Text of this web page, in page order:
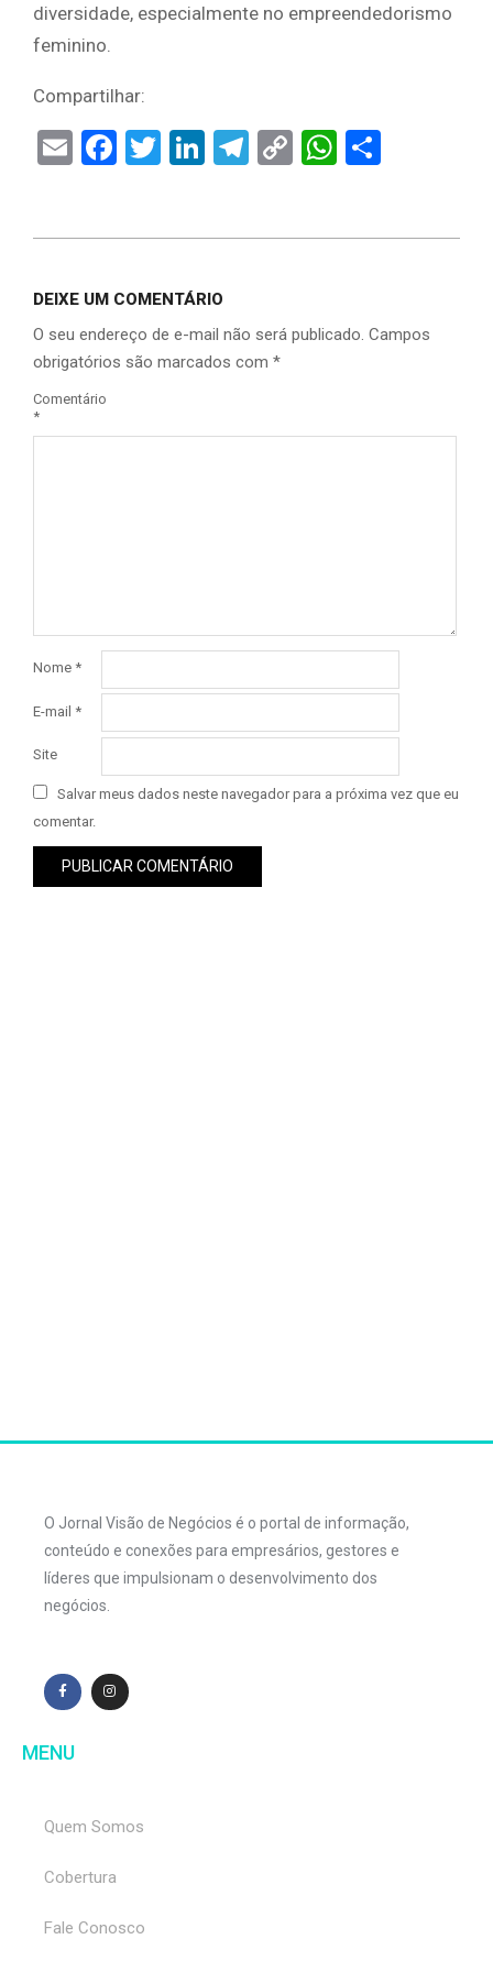
diversidade, especialmente no empreendedorismo
feminino.
Compartilhar:
EmailFacebook
Twitter
LinkedIn
Telegram
Copy
DEIXE UM COMENTÁRIO
O seu endereço de e-mail não será publicado. Campos
obrigatórios são marcados com *
Comentário
*
Nome *
E-mail *
Site
Salvar meus dados neste navegador para a próxima vez que eu
comentar.
O Jornal Visão de Negócios é o portal de informação,
conteúdo e conexões para empresários, gestores e
líderes que impulsionam o desenvolvimento dos
negócios.
MENU
Quem Somos
Cobertura
Fale Conosco